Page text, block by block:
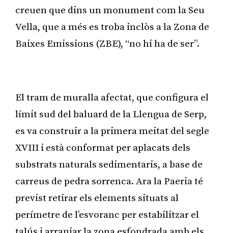
creuen que dins un monument com la Seu
Vella, que a més es troba inclòs a la Zona de
Baixes Emissions (ZBE), “no hi ha de ser”.
El tram de muralla afectat, que configura el
límit sud del baluard de la Llengua de Serp,
es va construir a la primera meitat del segle
XVIII i està conformat per aplacats dels
substrats naturals sedimentaris, a base de
carreus de pedra sorrenca. Ara la Paeria té
previst retirar els elements situats al
perímetre de l’esvoranc per estabilitzar el